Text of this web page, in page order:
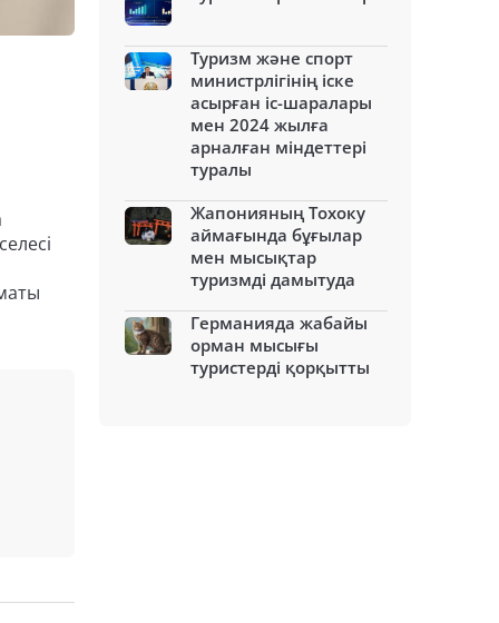
Туризм және спорт
министрлігінің іске
асырған іс-шаралары
мен 2024 жылға
арналған міндеттері
туралы
Жапонияның Тохоку
аймағында бұғылар
мен мысықтар
туризмді дамытуда
Германияда жабайы
орман мысығы
туристерді қорқытты